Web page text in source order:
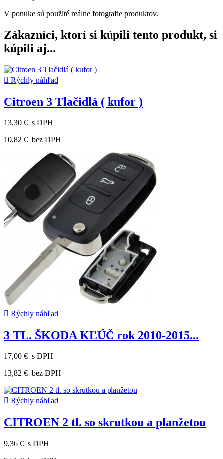
V ponuke sú použité reálne fotografie produktov.
Zákazníci, ktorí si kúpili tento produkt, si
kúpili aj...
 Rýchly náhľad
Citroen 3 Tlačidlá ( kufor )
13,30 € s DPH
10,82 € bez DPH
 Rýchly náhľad
3 TL. ŠKODA KĽÚČ rok 2010-2015...
17,00 € s DPH
13,82 € bez DPH
 Rýchly náhľad
CITROEN 2 tl. so skrutkou a planžetou
9,36 € s DPH